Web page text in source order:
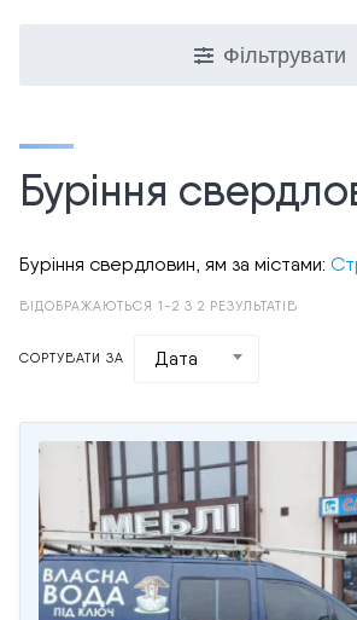
Фільтрувати
Буріння
Буріння свердловин, ям за містами:
ВІДОБРАЖАЮТЬСЯ 1-2 З 2 РЕЗУЛЬТАТІВ
СОРТУВАТИ ЗА Дата